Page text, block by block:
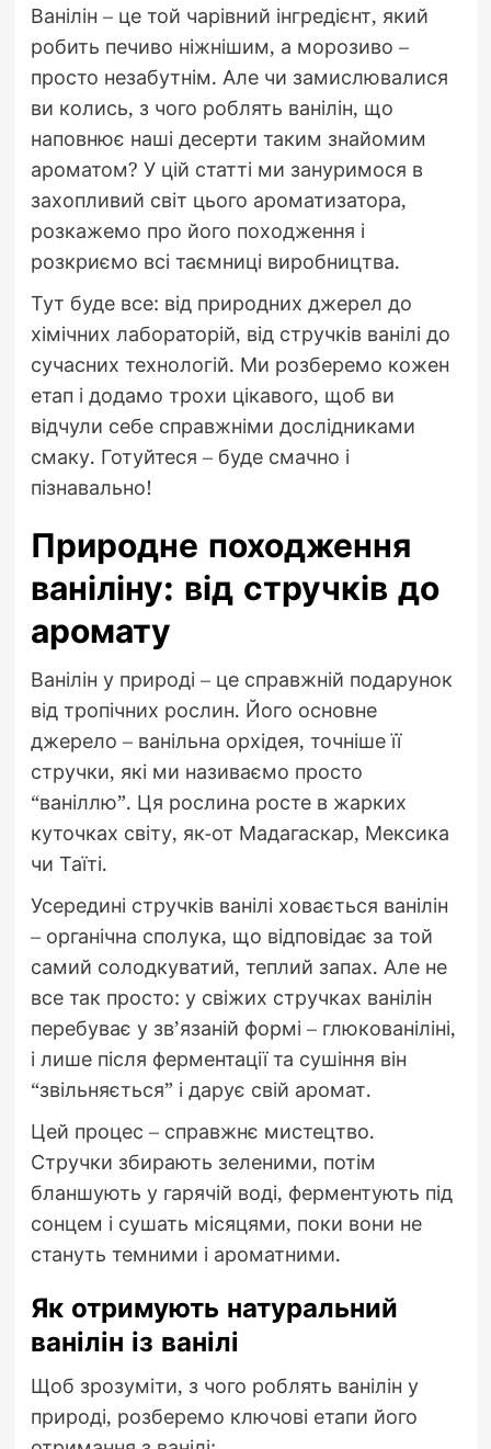
Ванілін – це той чарівний інгредієнт, який
робить печиво ніжнішим, а морозиво –
просто незабутнім. Але чи замислювалися
ви колись, з чого роблять ванілін, що
наповнює наші десерти таким знайомим
ароматом? У цій статті ми зануримося в
захопливий світ цього ароматизатора,
розкажемо про його походження і
розкриємо всі таємниці виробництва.
Тут буде все: від природних джерел до
хімічних лабораторій, від стручків ванілі до
сучасних технологій. Ми розберемо кожен
етап і додамо трохи цікавого, щоб ви
відчули себе справжніми дослідниками
смаку. Готуйтеся – буде смачно і
пізнавально!
Природне походження
ваніліну: від стручків до
аромату
Ванілін у природі – це справжній подарунок
від тропічних рослин. Його основне
джерело – ванільна орхідея, точніше її
стручки, які ми називаємо просто
“ваніллю”. Ця рослина росте в жарких
куточках світу, як-от Мадагаскар, Мексика
чи Таїті.
Усередині стручків ванілі ховається ванілін
– органічна сполука, що відповідає за той
самий солодкуватий, теплий запах. Але не
все так просто: у свіжих стручках ванілін
перебуває у зв’язаній формі – глюкованіліні,
і лише після ферментації та сушіння він
“звільняється” і дарує свій аромат.
Цей процес – справжнє мистецтво.
Стручки збирають зеленими, потім
бланшують у гарячій воді, ферментують під
сонцем і сушать місяцями, поки вони не
стануть темними і ароматними.
Як отримують натуральний
ванілін із ванілі
Щоб зрозуміти, з чого роблять ванілін у
природі, розберемо ключові етапи його